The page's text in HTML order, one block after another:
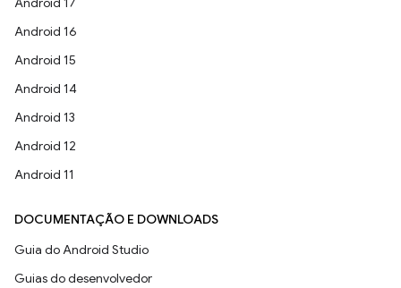
Android 16
Android 15
Android 14
Android 13
Android 12
Android 11
DOCUMENTAÇÃO E DOWNLOADS
Guia do Android Studio
Guias do desenvolvedor